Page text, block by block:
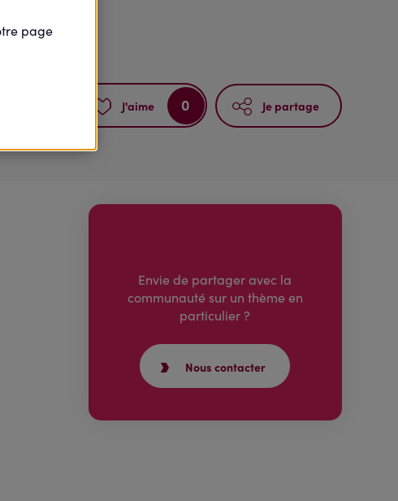
J'aime 0 Je partage
Envie de partager avec la
communauté sur un thème en
particulier ?
Nous contacter
page